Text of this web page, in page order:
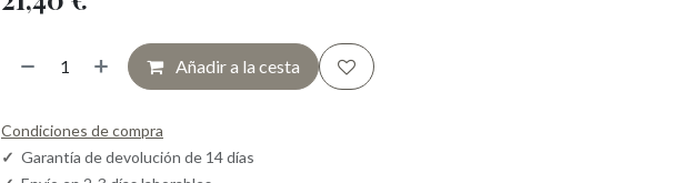
Añadir a la cesta
Condiciones de compra
✓ Garantía de devolución de 14 días